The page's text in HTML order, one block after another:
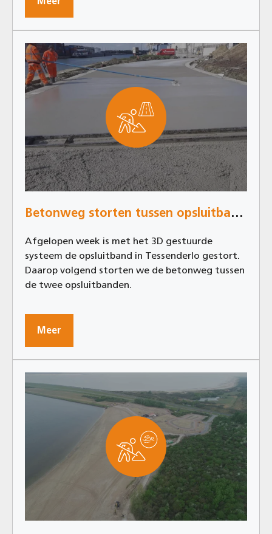
Betonweg storten tussen opsluitband in Tessenderlo
Afgelopen week is met het 3D gestuurde
systeem de opsluitband in Tessenderlo gestort.
Daarop volgend storten we de betonweg tussen
de twee opsluitbanden.
Meer